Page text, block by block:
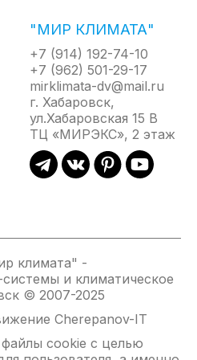
микроклимата
циркуляции
горизонтальных
створками.
ПОТОК 12М
воздушной системы
СНА
управления создает
для сна условия
"МИР КЛИМАТА"
+7 (914) 192-74-10
+7 (962) 501-29-17
mirklimata-dv@mail.ru
г. Хабаровск,
ул.Хабаровская 15 В
ТЦ «МИРЭКС», 2 этаж
климата" -
и климатическое
© 2007-2025
Cherepanov-IT
cookie с целью